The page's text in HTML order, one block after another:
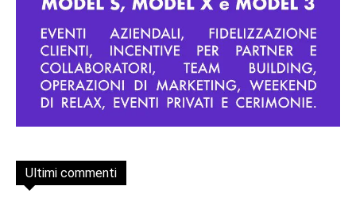
Ultimi commenti